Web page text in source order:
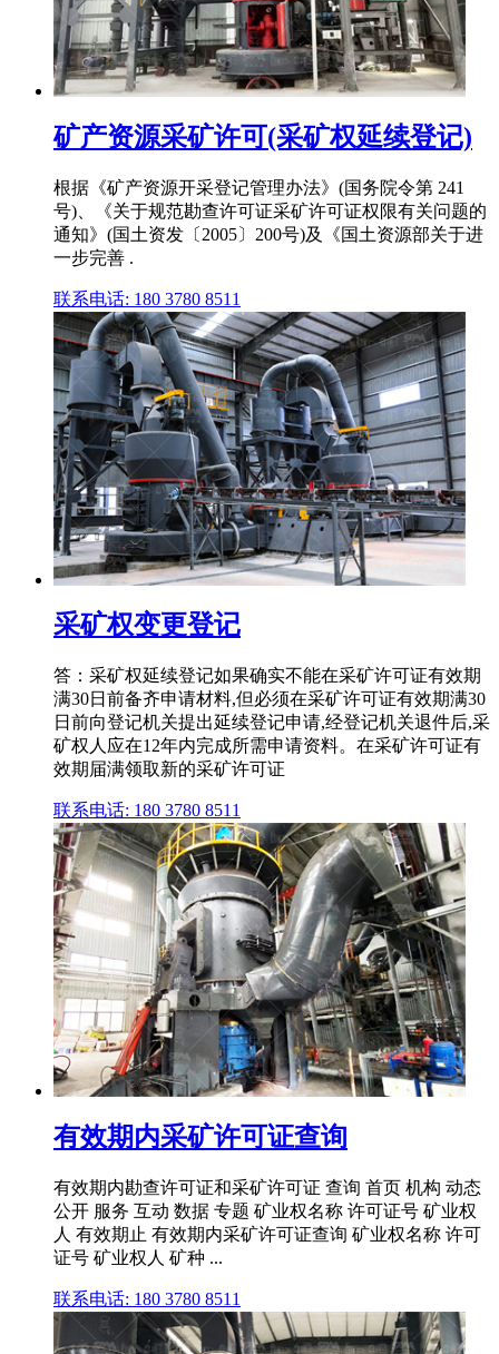
矿产资源采矿许可(采矿权延续登记)
根据《矿产资源开采登记管理办法》(国务院令第 241
号)、《关于规范勘查许可证采矿许可证权限有关问题的
通知》(国土资发〔2005〕200号)及《国土资源部关于进
一步完善 .
联系电话: 180 3780 8511
采矿权变更登记
答：采矿权延续登记如果确实不能在采矿许可证有效期
满30日前备齐申请材料,但必须在采矿许可证有效期满30
日前向登记机关提出延续登记申请,经登记机关退件后,采
矿权人应在12年内完成所需申请资料。在采矿许可证有
效期届满领取新的采矿许可证
联系电话: 180 3780 8511
有效期内采矿许可证查询
有效期内勘查许可证和采矿许可证 查询 首页 机构 动态
公开 服务 互动 数据 专题 矿业权名称 许可证号 矿业权
人 有效期止 有效期内采矿许可证查询 矿业权名称 许可
证号 矿业权人 矿种 ...
联系电话: 180 3780 8511